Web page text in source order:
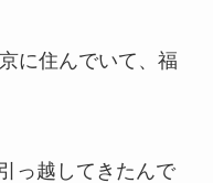
に住んでいて、福
っ越してきたんで